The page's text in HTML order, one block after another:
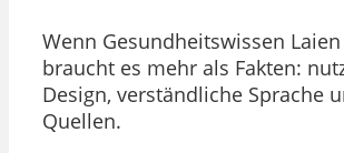
Wenn Gesundheitswissen
braucht es mehr als Fakten:
Design, verständliche Sprache
Quellen.